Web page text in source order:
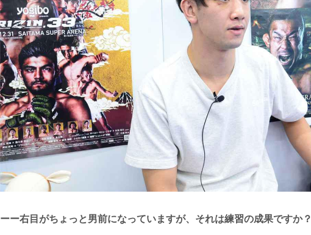
ーー右目がちょっと男前になっていますが、それは練習の成果ですか？